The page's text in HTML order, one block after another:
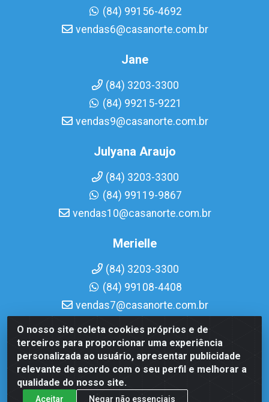
O nosso site coleta cookies próprios e de
terceiros para proporcionar uma experiência
personalizada ao usuário, apresentar publicidade
relevante de acordo com o seu perfil e melhorar a
qualidade do nosso site.
Aceitar Negar não essenciais
(84) 99156-4692
vendas6@casanorte.com.br
Jane
(84) 3203-3300
(84) 99215-9221
vendas9@casanorte.com.br
Julyana Araujo
(84) 3203-3300
(84) 99119-9867
vendas10@casanorte.com.br
Merielle
(84) 3203-3300
(84) 99108-4408
vendas7@casanorte.com.br
Casa Norte LTDA - Av. Interventor Mário Câmara, 1815 -
Dix-Sept Rosado, Natal/RN - CEP 59054-600 - CNPJ
08.713.513/0001-51